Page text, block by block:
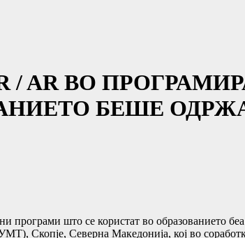
/ AR ВО
БЕШЕ
што се користат во образованието
Скопје, Северна Македонија, кој во